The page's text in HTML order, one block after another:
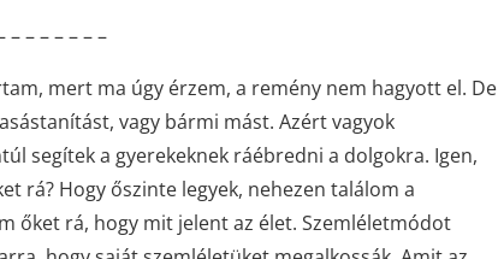
– – – – – – –
mert ma úgy érzem, a remény nem hagyott el. De
vagy bármi mást. Azért vagyok
segítek a gyerekeknek ráébredni a dolgokra. Igen,
rá? Hogy őszinte legyek, nehezen találom a
őket rá, hogy mit jelent az élet. Szemléletmódot